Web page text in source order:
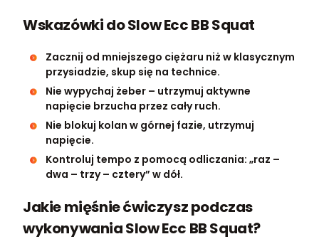
Wskazówki do Slow Ecc BB Squat
Zacznij od mniejszego ciężaru niż w klasycznym
przysiadzie, skup się na technice.
Nie wypychaj żeber – utrzymuj aktywne
napięcie brzucha przez cały ruch.
Nie blokuj kolan w górnej fazie, utrzymuj
napięcie.
Kontroluj tempo z pomocą odliczania: „raz –
dwa – trzy – cztery” w dół.
Jakie mięśnie ćwiczysz podczas
wykonywania Slow Ecc BB Squat?